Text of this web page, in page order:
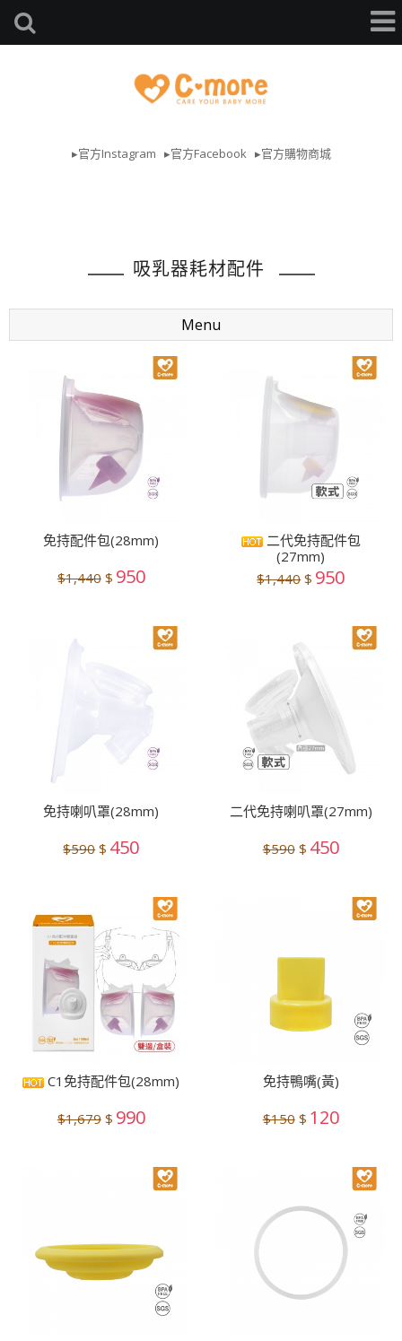
▸官方Instagram ▸官方Facebook ▸官方購物商城
吸乳器耗材配件
Menu
免持配件包(28mm)
$1,440$ 950
二代免持配件包
(27mm)
$1,440$ 950
免持喇叭罩(28mm)
$590$ 450
二代免持喇叭罩(27mm)
$590$ 450
C1免持配件包(28mm)
$1,679$ 990
免持鴨嘴(黃)
$150$ 120